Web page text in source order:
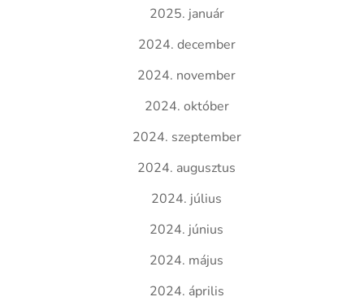
2025. január
2024. december
2024. november
2024. október
2024. szeptember
2024. augusztus
2024. július
2024. június
2024. május
2024. április